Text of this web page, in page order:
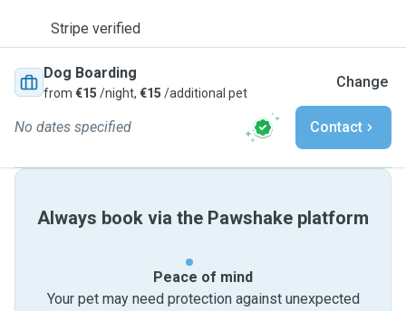
Stripe verified
Dog Boarding
from €15 /night, €15 /additional pet
Change
No dates specified Contact
Always book via the Pawshake platform
Peace of mind
Your pet may need protection against unexpected